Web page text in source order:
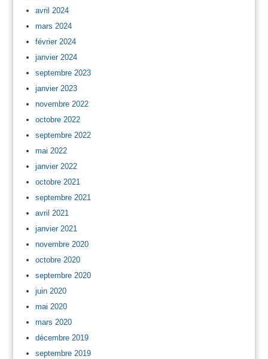
avril 2024
mars 2024
février 2024
janvier 2024
septembre 2023
janvier 2023
novembre 2022
octobre 2022
septembre 2022
mai 2022
janvier 2022
octobre 2021
septembre 2021
avril 2021
janvier 2021
novembre 2020
octobre 2020
septembre 2020
juin 2020
mai 2020
mars 2020
décembre 2019
septembre 2019